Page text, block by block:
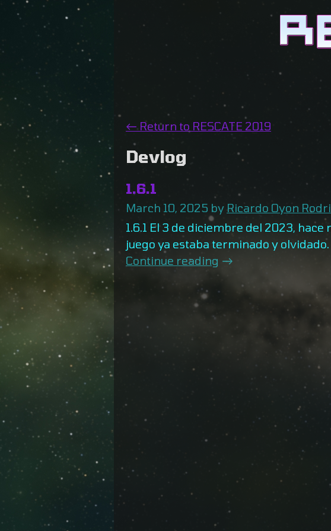
← Return to RESCATE 2019
Devlog
1.6.1
March 10, 2025 by Ricardo Oyon
1.6.1 El 3 de diciembre del 2023,
juego ya estaba terminado y
Continue reading